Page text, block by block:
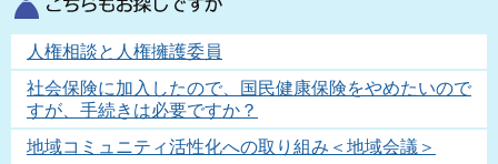
人権相談と人権擁護委員
社会保険に加入したので、国民健康保険をやめたいので
すが、手続きは必要ですか？
地域コミュニティ活性化への取り組み＜地域会議＞